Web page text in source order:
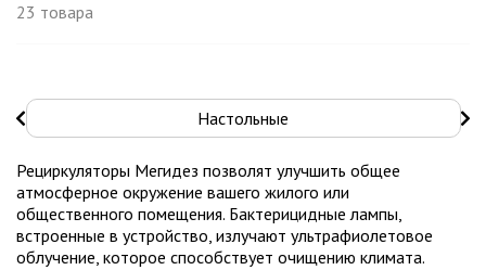
23 товара
Настольные
Рециркуляторы Мегидез позволят улучшить общее
атмосферное окружение вашего жилого или
общественного помещения. Бактерицидные лампы,
встроенные в устройство, излучают ультрафиолетовое
облучение, которое способствует очищению климата.